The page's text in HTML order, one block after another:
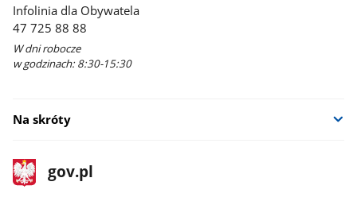
Infolinia dla Obywatela
47 725 88 88
W dni robocze
w godzinach: 8:30-15:30
Na skróty
stopka
gov.pl
Strona
gov.pl